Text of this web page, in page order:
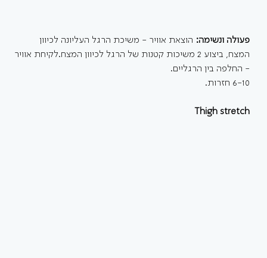
פעולה ונשימה: הוצאת אוויר - משיכת הרגל העליונה לכיוון
המצח, ביצוע 2 משיכות קטנות של הרגל לכיוון המצח.לקיחת אוויר
- החלפה בין הרגליים.
6-10 חזרות.
Thigh stretch